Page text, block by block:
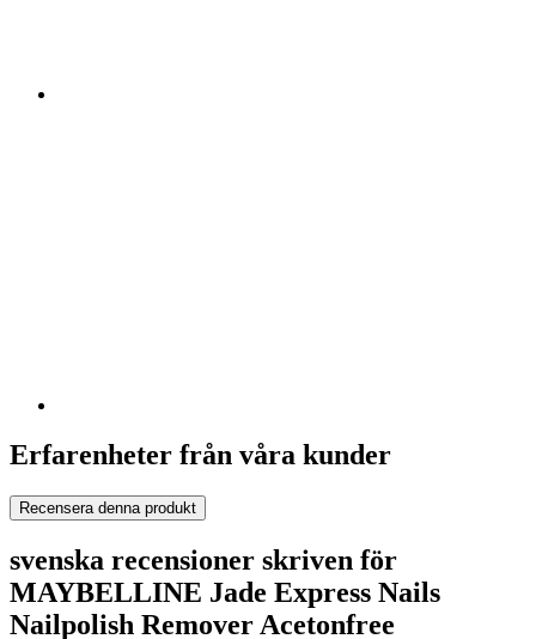
Erfarenheter från våra kunder
Recensera denna produkt
svenska recensioner skriven för
MAYBELLINE Jade Express Nails
Nailpolish Remover Acetonfree